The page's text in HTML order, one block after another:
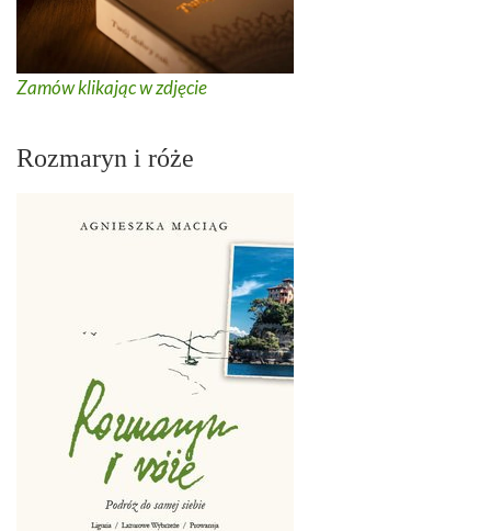
Zamów klikając w zdjęcie
Rozmaryn i róże